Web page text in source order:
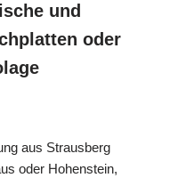
und
oder
aus Strausberg
oder Hohenstein,